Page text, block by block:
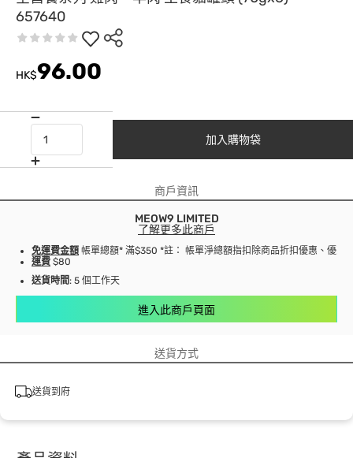
657640
HK$96.00
加入購物袋
商戶資訊
MEOW9 LIMITED
了解更多此商戶
免運費金額 帳單總額* 滿$350 *註： 帳單淨總額指扣除商品折扣優惠、優惠
運費 $80
送貨時間: 5 個工作天
進入此商戶頁面
送貨方式
送貨到府